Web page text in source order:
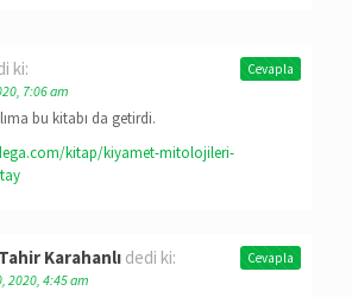
ki:
7:06 am
bu kitabı da getirdi.
kitap/kiyamet-mitolojileri-
Cevapla
Karahanlı dedi ki:
2020, 4:45 am
Cevapla